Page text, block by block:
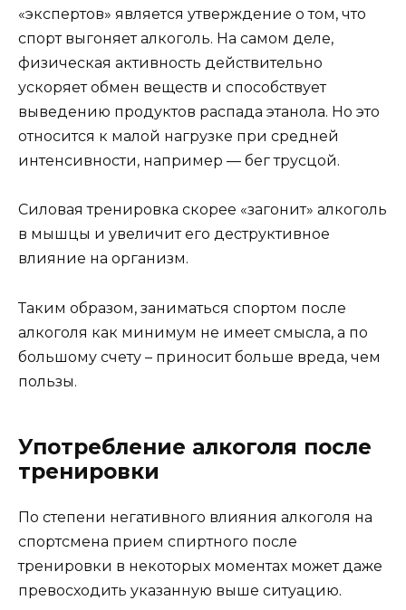
«экспертов» является утверждение о том, что
спорт выгоняет алкоголь. На самом деле,
физическая активность действительно
ускоряет обмен веществ и способствует
выведению продуктов распада этанола. Но это
относится к малой нагрузке при средней
интенсивности, например — бег трусцой.
Силовая тренировка скорее «загонит» алкоголь
в мышцы и увеличит его деструктивное
влияние на организм.
Таким образом, заниматься спортом после
алкоголя как минимум не имеет смысла, а по
большому счету – приносит больше вреда, чем
пользы.
Употребление алкоголя после
тренировки
По степени негативного влияния алкоголя на
спортсмена прием спиртного после
тренировки в некоторых моментах может даже
превосходить указанную выше ситуацию.